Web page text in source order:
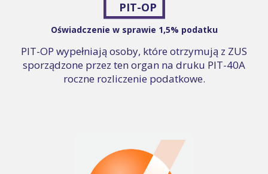
PIT-OP
Oświadczenie w sprawie 1,5% podatku
PIT-OP wypełniają osoby, które otrzymują z ZUS
sporządzone przez ten organ na druku PIT-40A
roczne rozliczenie podatkowe.